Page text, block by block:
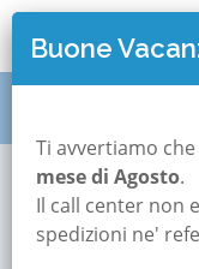
Toscana
Verifica
Buone
Ti avvertiamo
mese di Agosto.
Il call center non
spedizioni ne'